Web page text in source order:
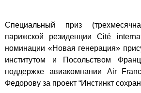
Специальный приз
парижской резиденции Cité
номинации «Новая генерация»
институтом и Посольством
поддержке авиакомпании Air
Федорову за проект “Инстинкт